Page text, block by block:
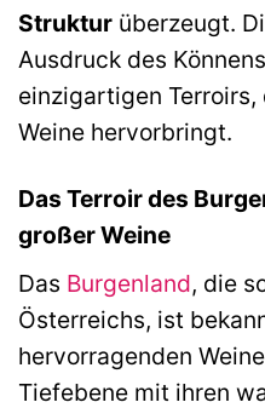
Struktur überzeugt.
Ausdruck des
einzigartigen
Weine hervorbringt.
Das Terroir des
großer Weine
Das Burgenland, die
Österreichs, ist
hervorragenden
Tiefebene mit ihren